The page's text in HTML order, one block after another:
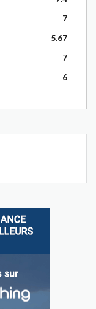
7
5.67
7
6